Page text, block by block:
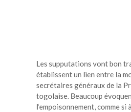
Les supputations vont bon
établissent un lien entre la
secrétaires généraux de la
togolaise. Beaucoup
l’empoisonnement, comme si